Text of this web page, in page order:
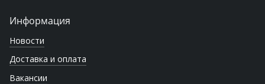
Информация
Новости
Доставка и оплата
Вакансии